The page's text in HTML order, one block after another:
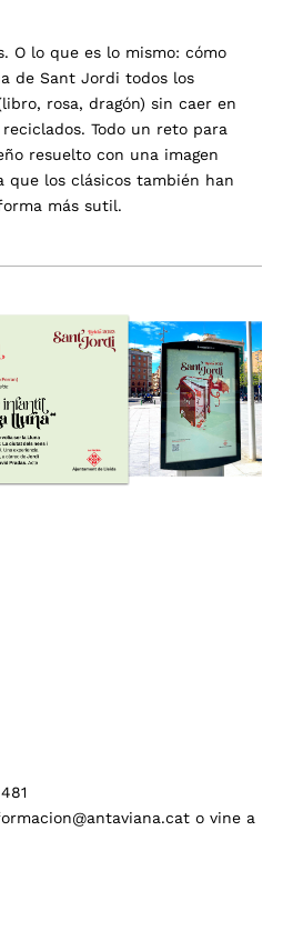
O lo que es lo mismo: cómo
de Sant Jordi todos los
rosa, dragón) sin caer en
Todo un reto para
resuelto con una imagen
que los clásicos también han
más sutil.
o vine a